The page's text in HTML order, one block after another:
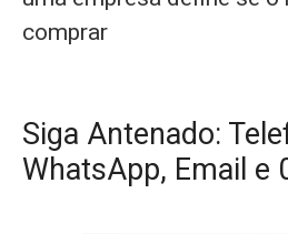
comprar
Siga Antenado:
WhatsApp, Email e